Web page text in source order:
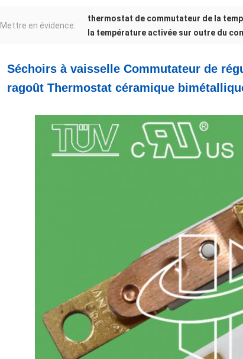
Mettre en évidence:
thermostat de commutateur de la
la température activée sur outre du
Séchoirs à vaisselle Commutateur de
ragoût Thermostat céramique